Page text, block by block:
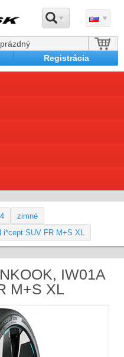
Registrácia
zimné
i*cept SUV FR M+S XL
IW01A
M+S XL